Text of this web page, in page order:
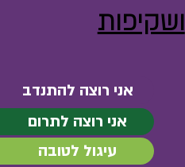
ושקיפות
אני רוצה להתנדב
אני רוצה לתרום
עיגול לטובה